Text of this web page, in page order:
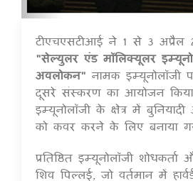
टीएचएसटीआई ने 1 से 3 अप्रैल
"सेल्युलर एंड मॉलिक्यूलर
अवलोकन" नामक इम्यूनोलॉजी
दूसरे संस्करण का आयोजन
इम्यूनोलॉजी के क्षेत्र में बुनियादी
को कवर करने के लिए बनाया
प्रतिष्ठित इम्यूनोलॉजी शोधकर्ता
शिव पिल्लई, जो वर्तमान में